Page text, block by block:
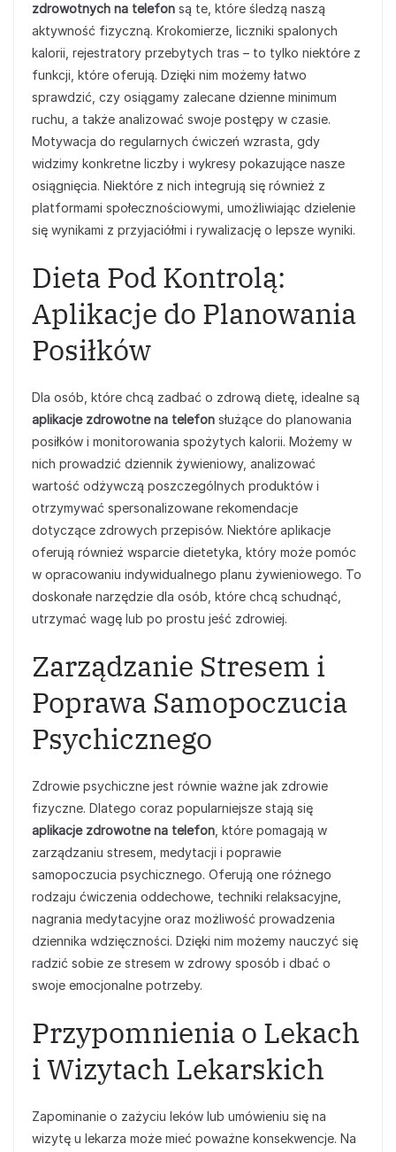
zdrowotnych na telefon są te, które śledzą naszą
aktywność fizyczną. Krokomierze, liczniki spalonych
kalorii, rejestratory przebytych tras – to tylko niektóre z
funkcji, które oferują. Dzięki nim możemy łatwo
sprawdzić, czy osiągamy zalecane dzienne minimum
ruchu, a także analizować swoje postępy w czasie.
Motywacja do regularnych ćwiczeń wzrasta, gdy
widzimy konkretne liczby i wykresy pokazujące nasze
osiągnięcia. Niektóre z nich integrują się również z
platformami społecznościowymi, umożliwiając dzielenie
się wynikami z przyjaciółmi i rywalizację o lepsze wyniki.
Dieta Pod Kontrolą:
Aplikacje do Planowania
Posiłków
Dla osób, które chcą zadbać o zdrową dietę, idealne są
aplikacje zdrowotne na telefon służące do planowania
posiłków i monitorowania spożytych kalorii. Możemy w
nich prowadzić dziennik żywieniowy, analizować
wartość odżywczą poszczególnych produktów i
otrzymywać spersonalizowane rekomendacje
dotyczące zdrowych przepisów. Niektóre aplikacje
oferują również wsparcie dietetyka, który może pomóc
w opracowaniu indywidualnego planu żywieniowego. To
doskonałe narzędzie dla osób, które chcą schudnąć,
utrzymać wagę lub po prostu jeść zdrowiej.
Zarządzanie Stresem i
Poprawa Samopoczucia
Psychicznego
Zdrowie psychiczne jest równie ważne jak zdrowie
fizyczne. Dlatego coraz popularniejsze stają się
aplikacje zdrowotne na telefon , które pomagają w
zarządzaniu stresem, medytacji i poprawie
samopoczucia psychicznego. Oferują one różnego
rodzaju ćwiczenia oddechowe, techniki relaksacyjne,
nagrania medytacyjne oraz możliwość prowadzenia
dziennika wdzięczności. Dzięki nim możemy nauczyć się
radzić sobie ze stresem w zdrowy sposób i dbać o
swoje emocjonalne potrzeby.
Przypomnienia o Lekach
i Wizytach Lekarskich
Zapominanie o zażyciu leków lub umówieniu się na
wizytę u lekarza może mieć poważne konsekwencje. Na